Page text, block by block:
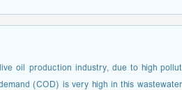
oil production industry, due to high
(COD) is very high in this